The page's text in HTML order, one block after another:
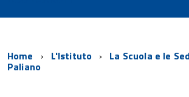
Home L'Istituto La Scuola e le
Paliano